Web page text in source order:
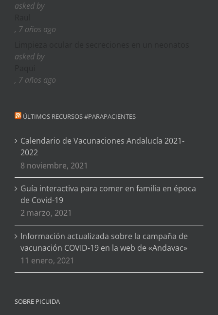
asked by
, 7 años ago
asked by
, 7 años ago
ÚLTIMOS RECURSOS #PARAPACIENTES
Calendario de Vacunaciones Andalucía 2021-
2022
8 noviembre, 2021
Guía interactiva para comer en familia en época
de Covid-19
2 marzo, 2021
Información actualizada sobre la campaña de
vacunación COVID-19 en la web de «Andavac»
11 enero, 2021
SOBRE PICUIDA